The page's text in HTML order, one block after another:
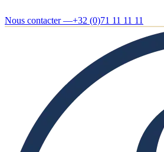
Nous contacter —+32 (0)71 11 11 11